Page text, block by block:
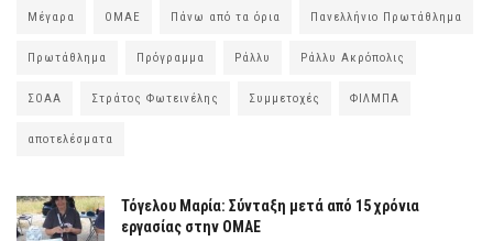
Μέγαρα ΟΜΑΕ Πάνω από τα όρια Πανελλήνιο Πρωτάθλημα
Πρωτάθλημα Πρόγραμμα Ράλλυ Ράλλυ Ακρόπολις
ΣΟΑΑ Στράτος Φωτεινέλης Συμμετοχές ΦΙΛΜΠΑ
αποτελέσματα
Τόγελου Μαρία: Σύνταξη μετά από 15 χρόνια
εργασίας στην ΟΜΑΕ